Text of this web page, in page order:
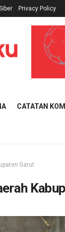
Privacy Policy
CATATAN
Garut